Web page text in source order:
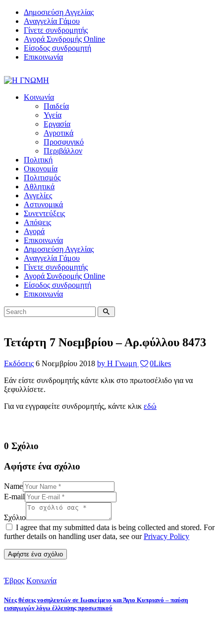
Δημοσιεύση Αγγελίας
Αναγγελία Γάμου
Γίνετε συνδρομητής
Αγορά Συνδρομής Online
Είσοδος συνδρομητή
Επικοινωνία
Κοινωνία
Παιδεία
Υγεία
Εργασία
Αγροτικά
Προσφυγικό
Περιβάλλον
Πολιτική
Οικονομία
Πολιτισμός
Αθλητικά
Αγγελίες
Αστυνομικά
Συνεντεύξεις
Απόψεις
Αγορά
Επικοινωνία
Δημοσιεύση Αγγελίας
Αναγγελία Γάμου
Γίνετε συνδρομητής
Αγορά Συνδρομής Online
Είσοδος συνδρομητή
Επικοινωνία
Τετάρτη 7 Νοεμβρίου – Αρ.φύλλου 8473
Εκδόσεις 6 Νοεμβρίου 2018 by Η Γνωμη 0Likes
Εάν είστε συνδρομητής κάντε κλικ στο πρωτοσέλιδο για να
ξεφυλλίσετε.
Για να εγγραφείτε συνδρομητής, κάντε κλικ εδώ
0 Σχόλιο
Αφήστε ένα σχόλιο
Name
E-mail
Σχόλιο
I agree that my submitted data is being collected and stored. For
further details on handling user data, see ourPrivacy Policy
Έβρος Κοινωνία
Νέες θέσεις νοσηλευτών σε Ιωακείμειο και Άγιο Κυπριανό – παύση
εισαγωγών λόγω έλλειψης προσωπικού